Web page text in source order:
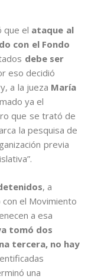
que el ataque al
con el Fondo
debe ser
eso decidió
a la jueza María
ya el
que se trató de
la pesquisa de
previa
, a
con el Movimiento
a esa
tomó dos
tercera, no hay
una